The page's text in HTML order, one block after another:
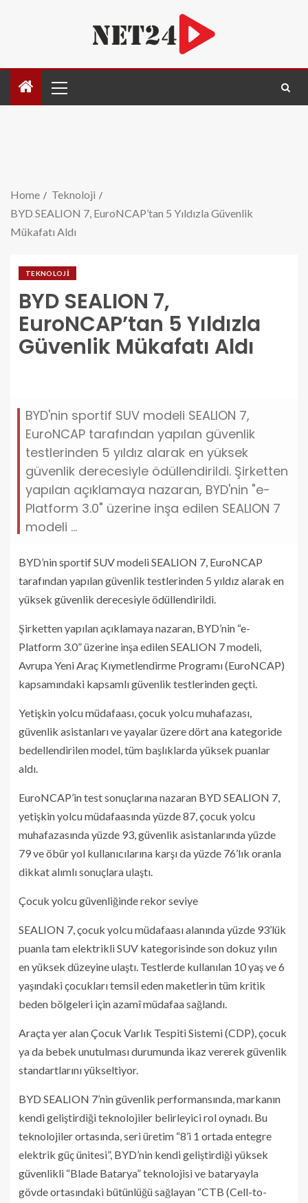
Home
Teknoloji
BYD SEALION 7, EuroNCAP’tan 5 Yıldızla Güvenlik
Mükafatı Aldı
TEKNOLOJI
BYD SEALION 7,
EuroNCAP’tan 5 Yıldızla
Güvenlik Mükafatı Aldı
BYD'nin sportif SUV modeli SEALION 7,
EuroNCAP tarafından yapılan güvenlik
testlerinden 5 yıldız alarak en yüksek
güvenlik derecesiyle ödüllendirildi. Şirketten
yapılan açıklamaya nazaran, BYD'nin "e-
Platform 3.0" üzerine inşa edilen SEALION 7
modeli ...
BYD’nin sportif SUV modeli SEALION 7, EuroNCAP
tarafından yapılan güvenlik testlerinden 5 yıldız alarak en
yüksek güvenlik derecesiyle ödüllendirildi.
Şirketten yapılan açıklamaya nazaran, BYD’nin “e-
Platform 3.0” üzerine inşa edilen SEALION 7 modeli,
Avrupa Yeni Araç Kıymetlendirme Programı (EuroNCAP)
kapsamındaki kapsamlı güvenlik testlerinden geçti.
Yetişkin yolcu müdafaası, çocuk yolcu muhafazası,
güvenlik asistanları ve yayalar üzere dört ana kategoride
bedellendirilen model, tüm başlıklarda yüksek puanlar
aldı.
EuroNCAP’in test sonuçlarına nazaran BYD SEALION 7,
yetişkin yolcu müdafaasında yüzde 87, çocuk yolcu
muhafazasında yüzde 93, güvenlik asistanlarında yüzde
79 ve öbür yol kullanıcılarına karşı da yüzde 76’lık oranla
dikkat alımlı sonuçlara ulaştı.
Çocuk yolcu güvenliğinde rekor seviye
SEALION 7, çocuk yolcu müdafaası alanında yüzde 93’lük
puanla tam elektrikli SUV kategorisinde son dokuz yılın
en yüksek düzeyine ulaştı. Testlerde kullanılan 10 yaş ve 6
yaşındaki çocukları temsil eden maketlerin tüm kritik
beden bölgeleri için azamî müdafaa sağlandı.
Araçta yer alan Çocuk Varlık Tespiti Sistemi (CDP), çocuk
ya da bebek unutulması durumunda ikaz vererek güvenlik
standartlarını yükseltiyor.
BYD SEALION 7’nin güvenlik performansında, markanın
kendi geliştirdiği teknolojiler belirleyici rol oynadı. Bu
teknolojiler ortasında, seri üretim “8’i 1 ortada entegre
elektrik güç ünitesi”, BYD’nin kendi geliştirdiği yüksek
güvenlikli “Blade Batarya” teknolojisi ve bataryayla
gövde ortasındaki bütünlüğü sağlayan “CTB (Cell-to-